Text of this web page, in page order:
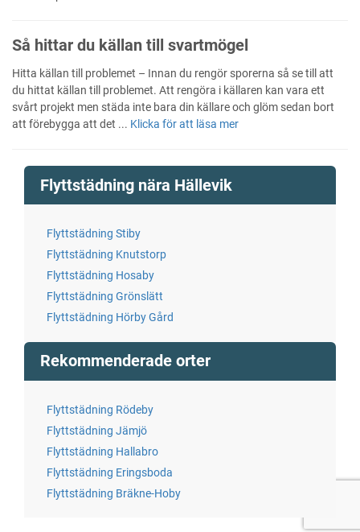
Så hittar du källan till svartmögel
Hitta källan till problemet – Innan du rengör sporerna så se till att
du hittat källan till problemet. Att rengöra i källaren kan vara ett
svårt projekt men städa inte bara din källare och glöm sedan bort
att förebygga att det ... Klicka för att läsa mer
Flyttstädning nära Hällevik
Flyttstädning Stiby
Flyttstädning Knutstorp
Flyttstädning Hosaby
Flyttstädning Grönslätt
Flyttstädning Hörby Gård
Rekommenderade orter
Flyttstädning Rödeby
Flyttstädning Jämjö
Flyttstädning Hallabro
Flyttstädning Eringsboda
Flyttstädning Bräkne-Hoby